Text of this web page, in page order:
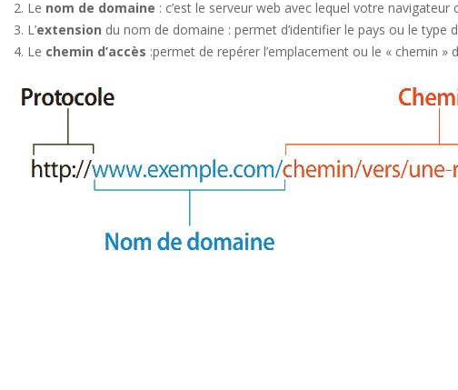
Le nom de domaine : c’est le serveur web avec lequel votre
L’extension du nom de domaine : permet d’identifier le pays ou le
Le chemin d’accès :permet de repérer l’emplacement ou le « chemin »